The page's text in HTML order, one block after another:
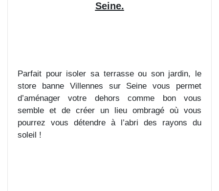
Seine.
Parfait pour isoler sa terrasse ou son jardin, le
store banne Villennes sur Seine vous permet
d’aménager votre dehors comme bon vous
semble et de créer un lieu ombragé où vous
pourrez vous détendre à l’abri des rayons du
soleil !